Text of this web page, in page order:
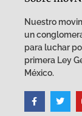
Nuestro
un
para luchar
primera Ley
México.